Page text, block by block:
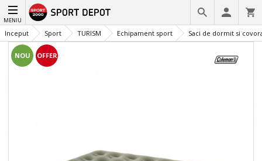
MENIU
Inceput Sport TURISM Echipament sport Saci de dormit si
NOU OFFER